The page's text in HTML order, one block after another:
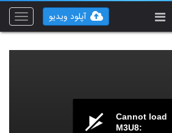
Toggle
آپلود ویدیو
Cannot load
M3U8: